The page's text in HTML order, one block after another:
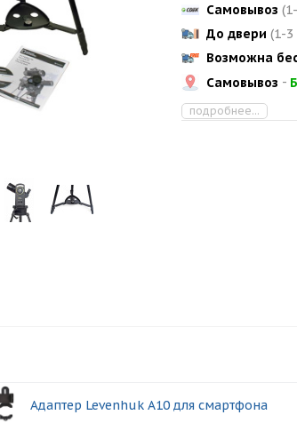
Самовывоз
До двери (1-3
Возможна
Самовывоз -
подробнее...
Адаптер Levenhuk A10 для смартфона